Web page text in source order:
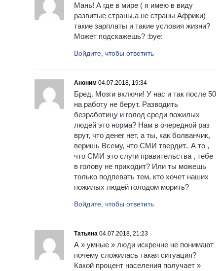
Мань! А где в мире ( я имею в виду
развитые страны,а не страны Африки)
такие зарплаты и такие условия жизни?
Может подскажешь? :bye:
Войдите, чтобы ответить
Аноним 04.07.2018, 19:34
Бред. Мозги включи! У нас и так после 50
на работу не берут. Разводить
безработицу и голод среди пожилых
людей это норма? Нам в очередной раз
врут, что денег нет, а ты, как болванчик,
веришь Всему, что СМИ твердит.. А то ,
что СМИ это слуги правительства , тебе
в голову не приходит? Или ты можешь
только подпевать тем, кто хочет наших
пожилых людей голодом морить?
Войдите, чтобы ответить
Татьяна 04.07.2018, 21:23
А » умные » люди искренне не понимают
почему сложилась такая ситуация?
Какой процент населения получает »